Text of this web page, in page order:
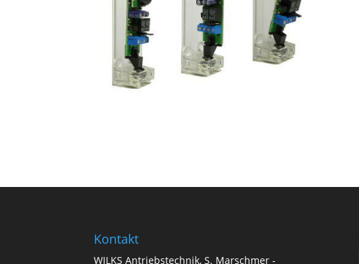
Kontakt
WILKS Antriebstechnik, S. Marschmer -